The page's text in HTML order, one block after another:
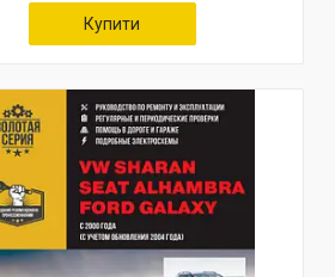
Купити